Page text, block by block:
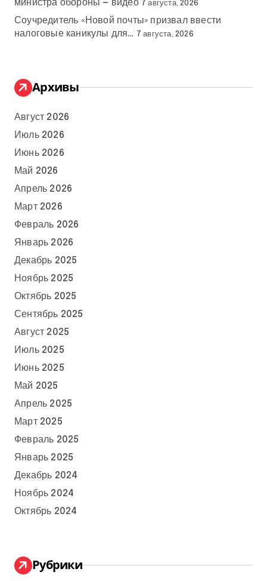
министра обороны — видео 7 августа, 2026
Соучредитель «Новой почты» призвал ввести
налоговые каникулы для… 7 августа, 2026
Архивы
Август 2026
Июль 2026
Июнь 2026
Май 2026
Апрель 2026
Март 2026
Февраль 2026
Январь 2026
Декабрь 2025
Ноябрь 2025
Октябрь 2025
Сентябрь 2025
Август 2025
Июль 2025
Июнь 2025
Май 2025
Апрель 2025
Март 2025
Февраль 2025
Январь 2025
Декабрь 2024
Ноябрь 2024
Октябрь 2024
Рубрики